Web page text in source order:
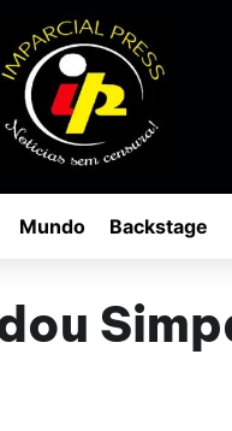
Mundo Backstage